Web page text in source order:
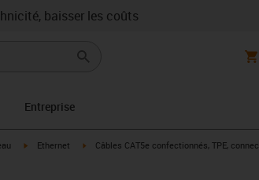
baisser les coûts
Entreprise
right igus-icon-arrow-right
Ethernet igus-icon-arrow-right
Câbles CAT5e confectionnés, TPE,